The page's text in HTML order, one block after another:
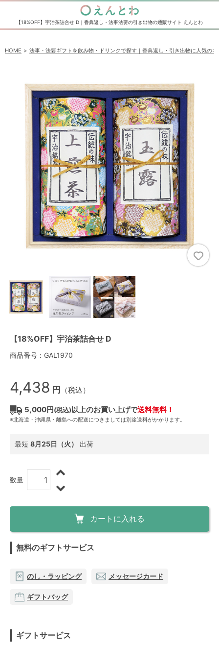
【18%OFF】宇治茶詰合せ D｜香典返し・法事法要の引き出物の通販サイト えんとわ
HOME 法事・法要ギフトを飲み物・ドリンクで探す｜香典返し・引き出物に人気のギ
【18%OFF】宇治茶詰合せ D
商品番号：GAL1970
4,438 円 （税込）
5,000円(税込)以上のお買い上げで送料無料！
※北海道・沖縄県・離島への配送につきましては別途送料がかかります。
最短 8月25日（火） 出荷
数量
カートに入れる
無料のギフトサービス
のし・ラッピング メッセージカード
ギフトバッグ
ギフトサービス